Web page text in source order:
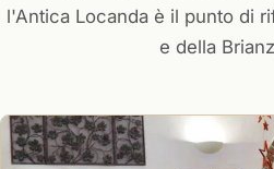
l'Antica Locanda è il punto di
e della